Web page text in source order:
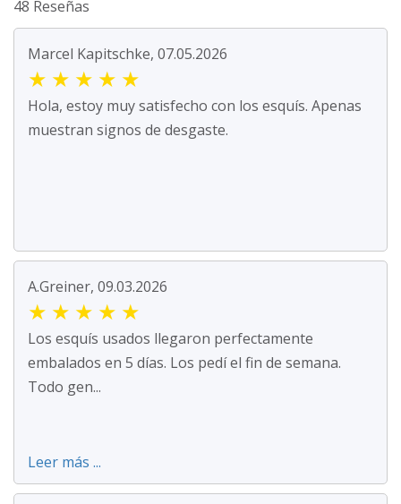
48 Reseñas
Marcel Kapitschke, 07.05.2026
★ ★ ★ ★ ★
Hola, estoy muy satisfecho con los esquís. Apenas
muestran signos de desgaste.
A.Greiner, 09.03.2026
★ ★ ★ ★ ★
Los esquís usados llegaron perfectamente
embalados en 5 días. Los pedí el fin de semana.
Todo gen...
Leer más ...